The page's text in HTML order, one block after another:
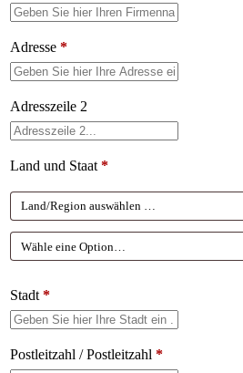
Adresse *
Adresszeile 2
Land und Staat *
Stadt *
Postleitzahl / Postleitzahl *